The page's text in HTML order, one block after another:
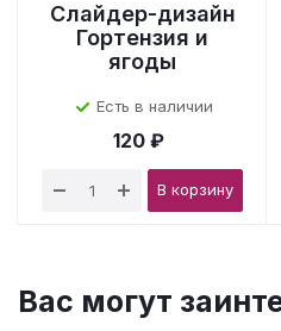
Слайдер-дизайн
Гортензия и
ягоды
Есть в наличии
120 ₽
В корзину
Вас могут